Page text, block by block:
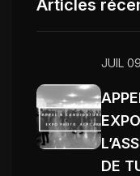
Articles
JUIL
DE